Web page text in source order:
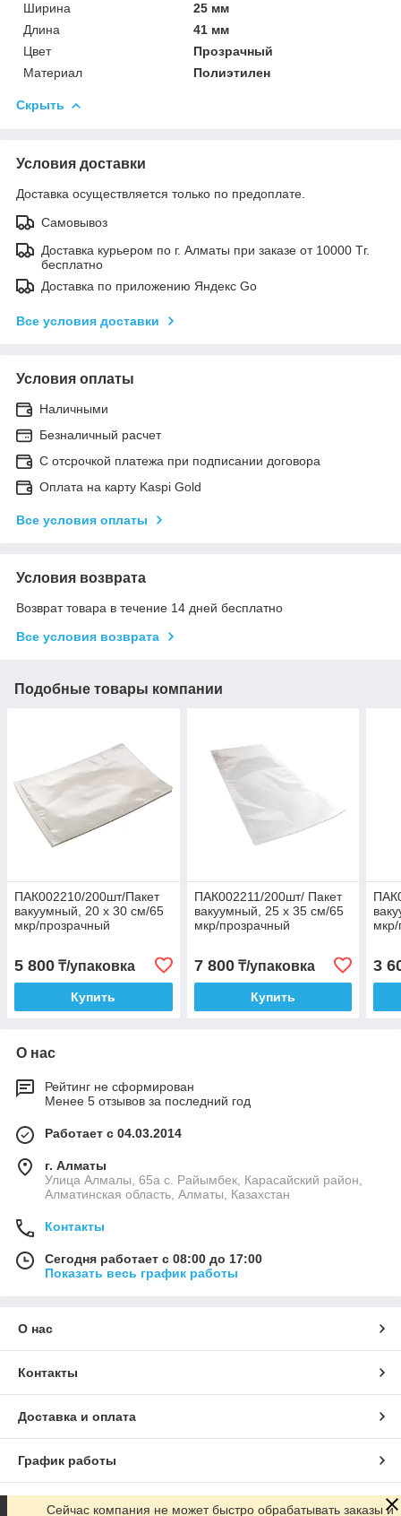
Ширина
25 мм
Длина
41 мм
Цвет
Прозрачный
Материал
Полиэтилен
Скрыть
Условия доставки
Доставка осуществляется только по предоплате.
Самовывоз
Доставка курьером по г. Алматы при заказе от 10000 Тг.
бесплатно
Доставка по приложению Яндекс Go
Все условия доставки
Условия оплаты
Наличными
Безналичный расчет
С отсрочкой платежа при подписании договора
Оплата на карту Kaspi Gold
Все условия оплаты
Условия возврата
Возврат товара в течение 14 дней бесплатно
Все условия возврата
Подобные товары компании
ПАК002210/200шт/Пакет
вакуумный, 20 х 30 см/65
мкр/прозрачный
5 800 ₸/упаковка
Купить
ПАК002211/200шт/ Пакет
вакуумный, 25 х 35 см/65
мкр/прозрачный
7 800₸/упаковка
Купить
3
О нас
Рейтинг не сформирован
Менее 5 отзывов за последний год
Работает с 04.03.2014
г. Алматы
Улица Алмалы, 65а ​с. Райымбек, Карасайский район,
Алматинская область, Алматы, Казахстан
Контакты
Сегодня работает с 08:00 до 17:00
Показать весь график работы
О нас
Контакты
Доставка и оплата
График работы
Полная версия сайта
Сейчас компания не может быстро обрабатывать заказы и